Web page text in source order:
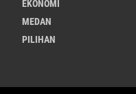
EKONOMI
MEDAN
PILIHAN